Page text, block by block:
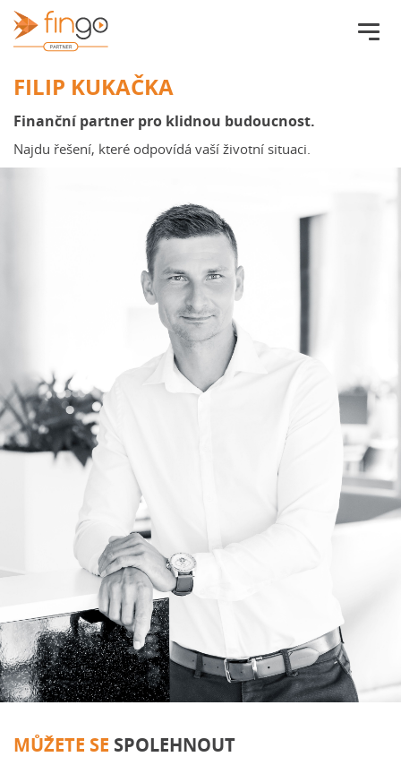
FILIP KUKAČKA
Finanční partner pro klidnou budoucnost.
Najdu řešení, které odpovídá vaší životní situaci.
MŮŽETE SE SPOLEHNOUT